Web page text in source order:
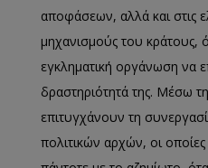
αποφάσεων, αλλά και στις
μηχανισμούς του κράτους,
εγκληματική οργάνωση να
δραστηριότητά της. Μέσω
επιτυγχάνουν τη
πολιτικών αρχών, οι